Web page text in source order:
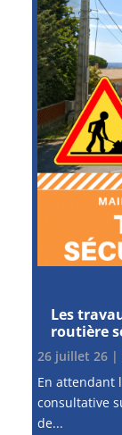
Les
routière
26 juillet 26|
En attendant
consultative
de...